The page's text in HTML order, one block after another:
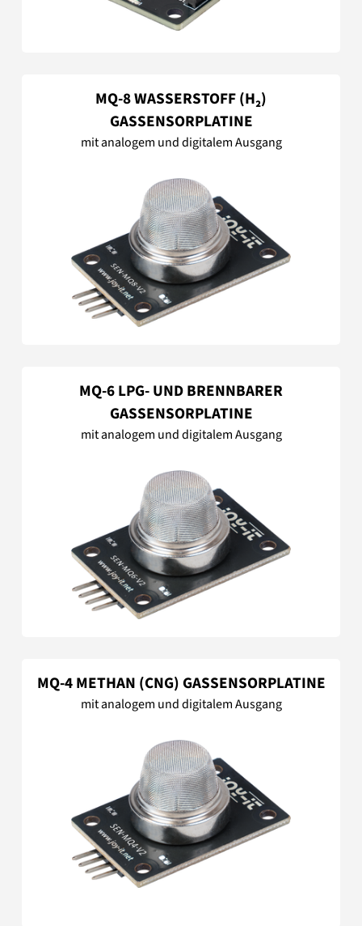
MQ-8 WASSERSTOFF (H₂)
GASSENSORPLATINE
mit analogem und digitalem Ausgang
MQ-6 LPG- UND BRENNBARER
GASSENSORPLATINE
mit analogem und digitalem Ausgang
MQ-4 METHAN (CNG) GASSENSORPLATINE
mit analogem und digitalem Ausgang